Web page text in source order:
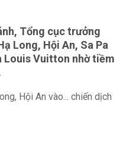
Tổng cục trưởng
Long, Hội An, Sa Pa
Louis Vuitton nhờ tiềm
Hội An vào... chiến dịch